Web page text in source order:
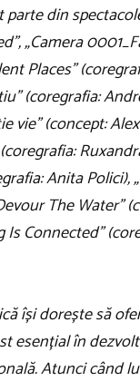
parte din
„Camera
Places”
(coregrafia:
vie” (concept:
Anita Polici),
The Water”
Is Connected”
își dorește să
esențial în
Atunci când